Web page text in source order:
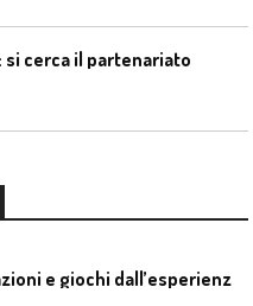
cerca il partenariato